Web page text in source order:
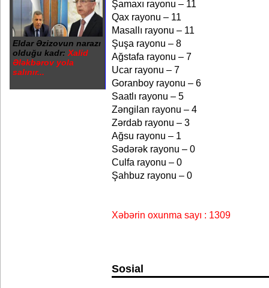
Eldar Əzizovun narazı
olduğu kadr: Xalid
Ələkbərov yola
salınır...
Şamaxı rayonu – 11
Qax rayonu – 11
Masallı rayonu – 11
Şuşa rayonu – 8
Ağstafa rayonu – 7
Ucar rayonu – 7
Goranboy rayonu – 6
Saatlı rayonu – 5
Zəngilan rayonu – 4
Zərdab rayonu – 3
Ağsu rayonu – 1
Sədərək rayonu – 0
Culfa rayonu – 0
Şahbuz rayonu – 0
Xəbərin oxunma sayı : 1309
Sosial